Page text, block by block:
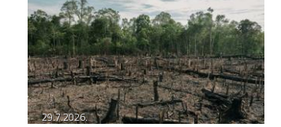
29.7.2026.